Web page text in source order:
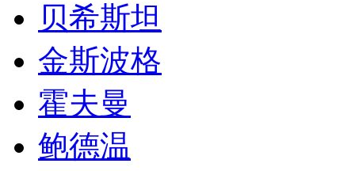
贝希斯坦
金斯波格
霍夫曼
鲍德温